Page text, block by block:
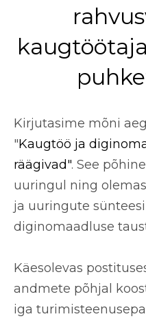
Kirjutasime mõni
"Kaugtöö ja
räägivad". See
uuringul ning
ja uuringute
diginomaadluse
Käesolevas
andmete põhjal
iga